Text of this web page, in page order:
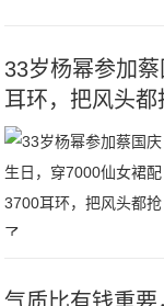
33岁杨幂参加
耳环，把风头都